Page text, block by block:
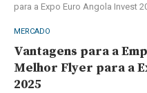
para a Expo Euro Angola Invest
MERCADO
Vantagens para a
Melhor Flyer para a
2025